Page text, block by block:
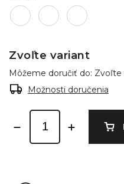
Zvoľte variant
Môžeme doručiť do: Zvoľte
Možnosti doručenia